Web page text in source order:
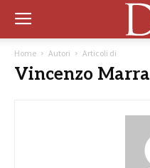
Home Autori Articoli di
Vincenzo Marra